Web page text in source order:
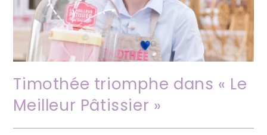
Timothée triomphe dans « Le
Meilleur Pâtissier »